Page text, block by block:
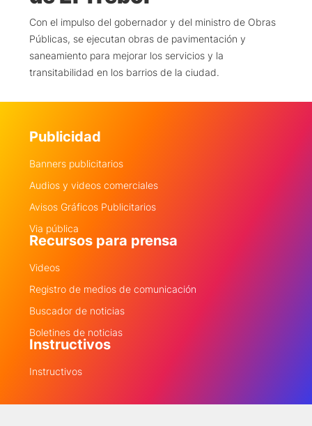
Con el impulso del gobernador y del ministro de Obras
Públicas, se ejecutan obras de pavimentación y
saneamiento para mejorar los servicios y la
transitabilidad en los barrios de la ciudad.
Publicidad
Banners publicitarios
Audios y videos comerciales
Avisos Gráficos Publicitarios
Via pública
Recursos para prensa
Videos
Registro de medios de comunicación
Buscador de noticias
Boletines de noticias
Instructivos
Instructivos